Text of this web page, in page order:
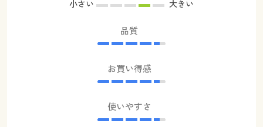
小さい 大きい
品質
お買い得感
使いやすさ